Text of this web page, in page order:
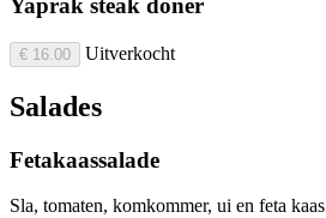
Yaprak steak doner
€ 16.00 Uitverkocht
Salades
Fetakaassalade
Sla, tomaten, komkommer, ui en feta kaas